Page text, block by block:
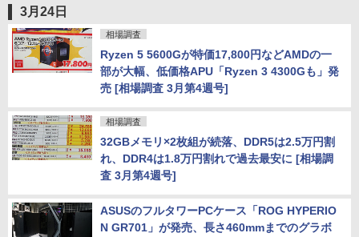
3月24日
相場調査
Ryzen 5 5600Gが特価17,800円などAMDの一
部が大幅、低価格APU「Ryzen 3 4300Gも」発
売 [相場調査 3月第4週号]
相場調査
32GBメモリ×2枚組が続落、DDR5は2.5万円割
れ、DDR4は1.8万円割れで過去最安に [相場調
査 3月第4週号]
ASUSのフルタワーPCケース「ROG HYPERIO
N GR701」が発売、長さ460mmまでのグラボ